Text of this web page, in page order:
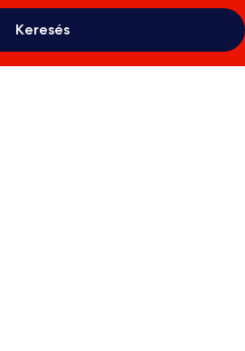
Keresés